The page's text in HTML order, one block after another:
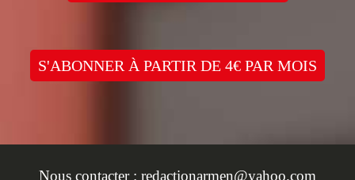
S'ABONNER À PARTIR DE 4€ PAR MOIS
Nous contacter : redactionarmen@yahoo.com